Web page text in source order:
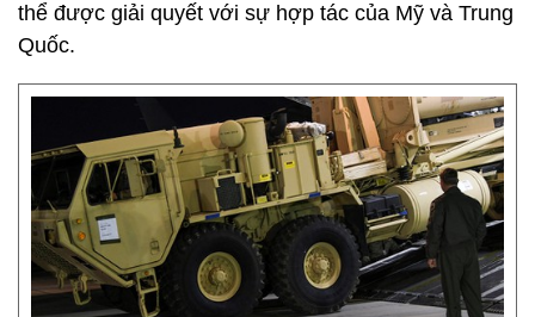
thể được giải quyết với sự hợp tác của Mỹ và Trung
Quốc.